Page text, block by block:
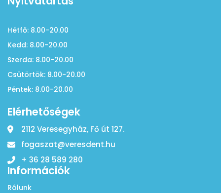
Hétfő: 8.00-20.00
Kedd: 8.00-20.00
Szerda: 8.00-20.00
Csütörtök: 8.00-20.00
Péntek: 8.00-20.00
Elérhetőségek
2112 Veresegyház, Fő út 127.
fogaszat@veresdent.hu
+ 36 28 589 280
Információk
Rólunk